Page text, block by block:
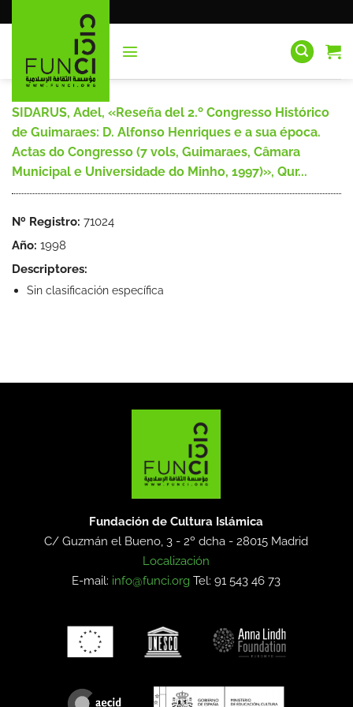
al
SIDARUS, Adel, «Reseña del 2.º Congresso Histórico
de Guimaraes: D. Alfonso Henriques e a sua época.
Actas do Congresso (7 vols, Guimaraes, Câmara
Municipal e Universidade do Minho, 1997)», Qur...
Nº Registro: 71024
Año: 1998
Descriptores:
Sin clasificación específica
Fundación de Cultura Islámica
C/ Guzmán el Bueno, 3 - 2º dcha -28015 Madrid
Localización
E-mail: info@funci.org Tel: 91 543 46 73